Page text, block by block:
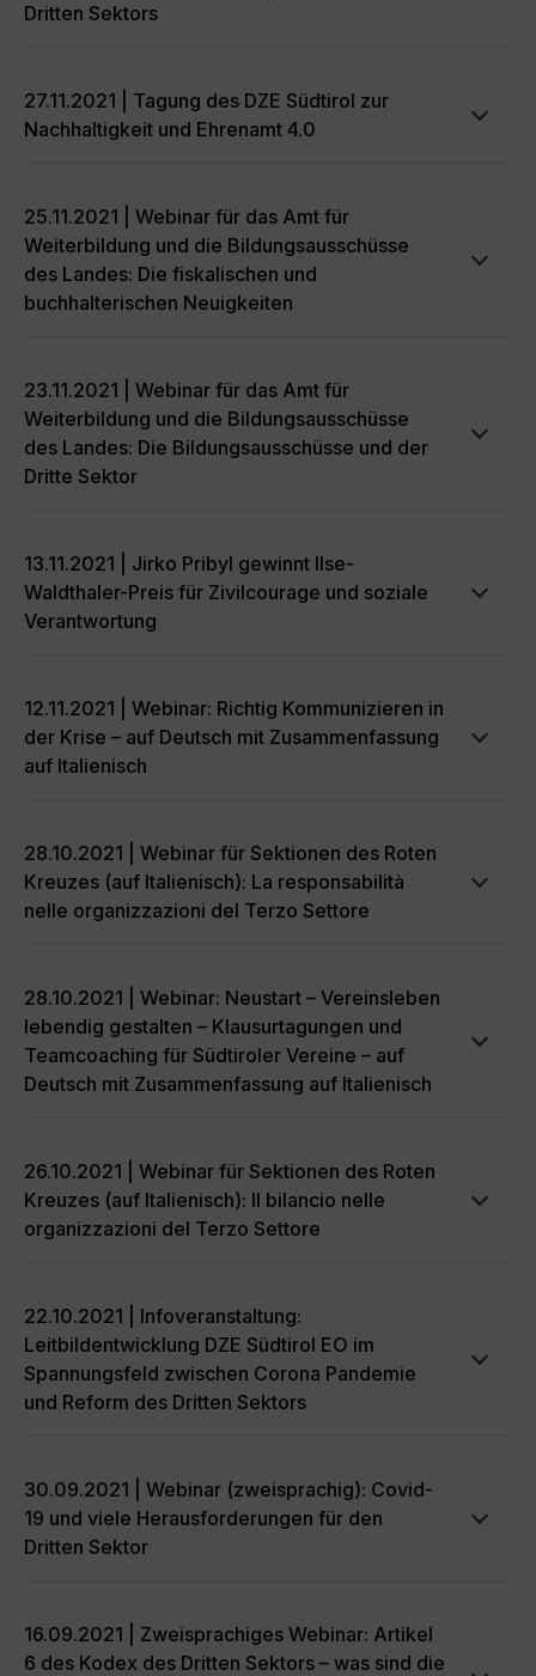
Dritten Sektors
27.11.2021 | Tagung des DZE Südtirol zur
Nachhaltigkeit und Ehrenamt 4.0
25.11.2021 | Webinar für das Amt für
Weiterbildung und die Bildungsausschüsse
des Landes: Die fiskalischen und
buchhalterischen Neuigkeiten
23.11.2021 | Webinar für das Amt für
Weiterbildung und die Bildungsausschüsse
des Landes: Die Bildungsausschüsse und der
Dritte Sektor
13.11.2021 | Jirko Pribyl gewinnt Ilse-
Waldthaler-Preis für Zivilcourage und soziale
Verantwortung
12.11.2021 | Webinar: Richtig Kommunizieren in
der Krise – auf Deutsch mit Zusammenfassung
auf Italienisch
28.10.2021 | Webinar für Sektionen des Roten
Kreuzes (auf Italienisch): La responsabilità
nelle organizzazioni del Terzo Settore
28.10.2021 | Webinar: Neustart – Vereinsleben
lebendig gestalten – Klausurtagungen und
Teamcoaching für Südtiroler Vereine – auf
Deutsch mit Zusammenfassung auf Italienisch
26.10.2021 | Webinar für Sektionen des Roten
Kreuzes (auf Italienisch): Il bilancio nelle
organizzazioni del Terzo Settore
22.10.2021 | Infoveranstaltung:
Leitbildentwicklung DZE Südtirol EO im
Spannungsfeld zwischen Corona Pandemie
und Reform des Dritten Sektors
30.09.2021 | Webinar (zweisprachig): Covid-
19 und viele Herausforderungen für den
Dritten Sektor
16.09.2021 | Zweisprachiges Webinar: Artikel
6 des Kodex des Dritten Sektors – was sind die